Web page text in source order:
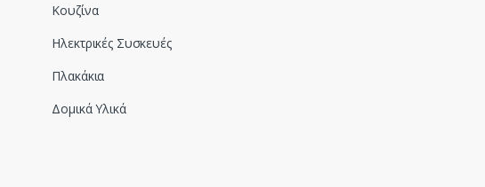
Κουζίνα
Ηλεκτρικές Συσκευές
Πλακάκια
Δομικά Υλικά